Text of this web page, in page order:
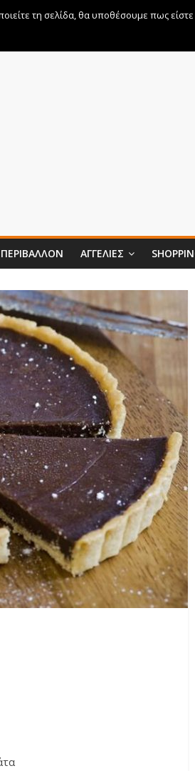
ΠΕΡΙΒΆΛΛΟΝ ΑΓΓΕΛΊΕΣ
τη σελίδα, θα υποθέσουμε πως είστε